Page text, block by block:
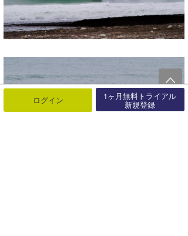
ログイン 1ヶ月無料トライアル
新規登録